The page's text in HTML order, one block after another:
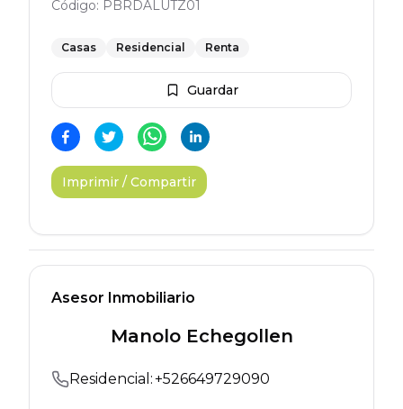
Código: PBRDALUTZ01
Casas Residencial Renta
Guardar
Imprimir / Compartir
Asesor Inmobiliario
Manolo Echegollen
Residencial :+526649729090